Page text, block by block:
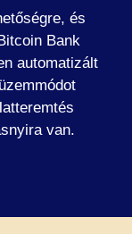
és
Bank
automatizált
van.